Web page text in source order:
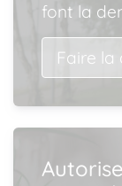
font la
Faire la